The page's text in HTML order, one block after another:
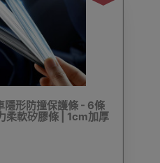
形防撞保護條 - 6條
柔軟矽膠條 | 1cm加厚